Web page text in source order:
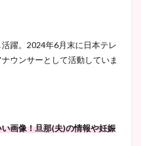
躍。2024年6月末に日本テレ
ウンサーとして活動していま
画像！旦那(夫)の情報や妊娠